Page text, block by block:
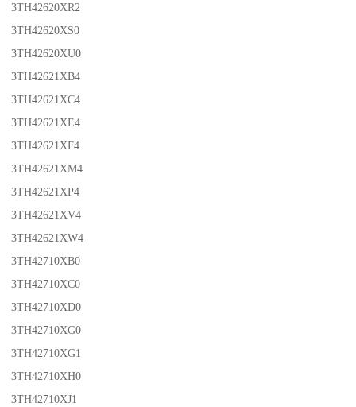
3TH42620XR2
3TH42620XS0
3TH42620XU0
3TH42621XB4
3TH42621XC4
3TH42621XE4
3TH42621XF4
3TH42621XM4
3TH42621XP4
3TH42621XV4
3TH42621XW4
3TH42710XB0
3TH42710XC0
3TH42710XD0
3TH42710XG0
3TH42710XG1
3TH42710XH0
3TH42710XJ1